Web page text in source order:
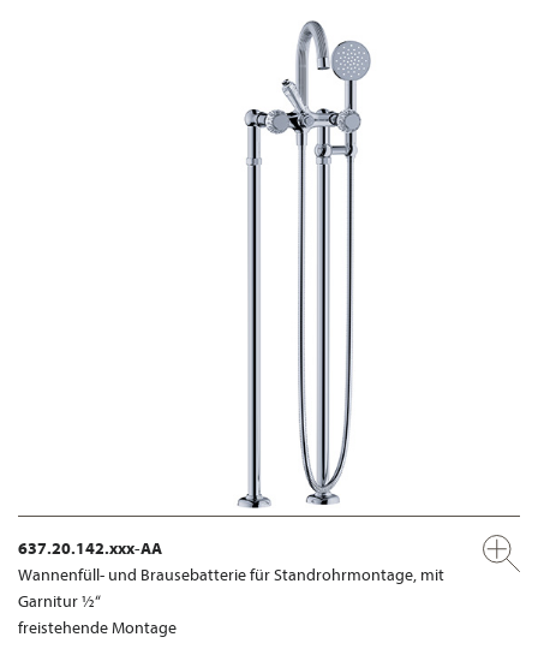
637.20.142.xxx-AA
Wannenfüll- und Brausebatterie für Standrohrmontage, mit
Garnitur ½“
freistehende Montage